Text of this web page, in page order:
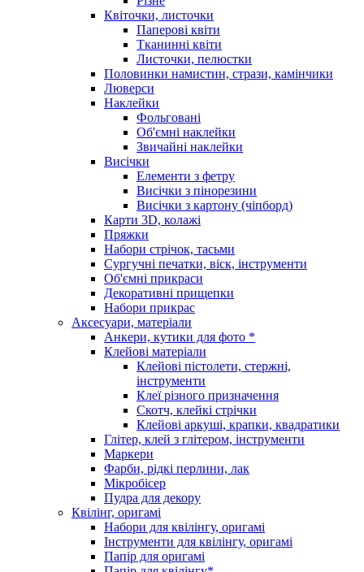
Квіточки, листочки
Паперові квіти
Тканинні квіти
Листочки, пелюстки
Половинки намистин, стрази, камінчики
Люверси
Наклейки
Фольговані
Об'ємні наклейки
Звичайні наклейки
Висічки
Елементи з фетру
Висічки з пінорезини
Висічки з картону (чіпборд)
Карти 3D, колажі
Пряжки
Набори стрічок, тасьми
Сургучні печатки, віск, інструменти
Об'ємні прикраси
Декоративні прищепки
Набори прикрас
Аксесуари, матеріали
Анкери, кутики для фото *
Клейові матеріали
Клейові пістолети, стержні,
інструменти
Клеї різного призначення
Скотч, клейкі стрічки
Клейові аркуші, крапки, квадратики
Глітер, клей з глітером, інструменти
Маркери
Фарби, рідкі перлини, лак
Мікробісер
Пудра для декору
Квілінг, оригамі
Набори для квілінгу, оригамі
Інструменти для квілінгу, оригамі
Папір для оригамі